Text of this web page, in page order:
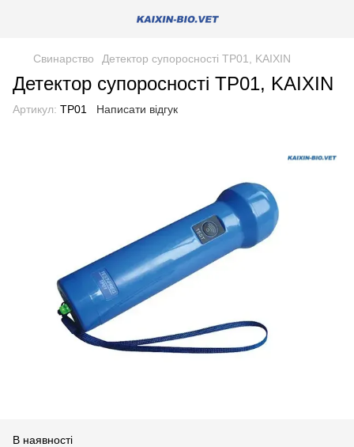
Свинарство Детектор супоросності ТР01, KAIXIN
Детектор супоросності ТР01, KAIXIN
Артикул: ТР01 Написати відгук
В наявності